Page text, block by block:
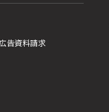
告資料請求